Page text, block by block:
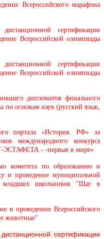
Всероссийского марафона
сертификации
Всероссийской олимпиады
сертификации
Всероссийской олимпиады
дипломатов финального
основам наук (русский язык,
портала «История. РФ» за
международного конкурса
ЭСТАФЕТА - -первые в мире»
комитета по образованию и
и проведение муниципальной
младших школьников "Шаг в
в проведении Всероссийского
животные"
сертификации